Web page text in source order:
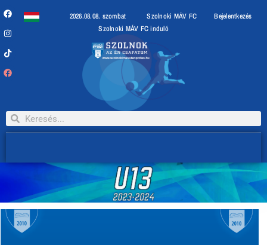
2026.08.08. szombat Szolnoki MÁV FC
Bejelentkezés
Szolnoki MÁV FC induló